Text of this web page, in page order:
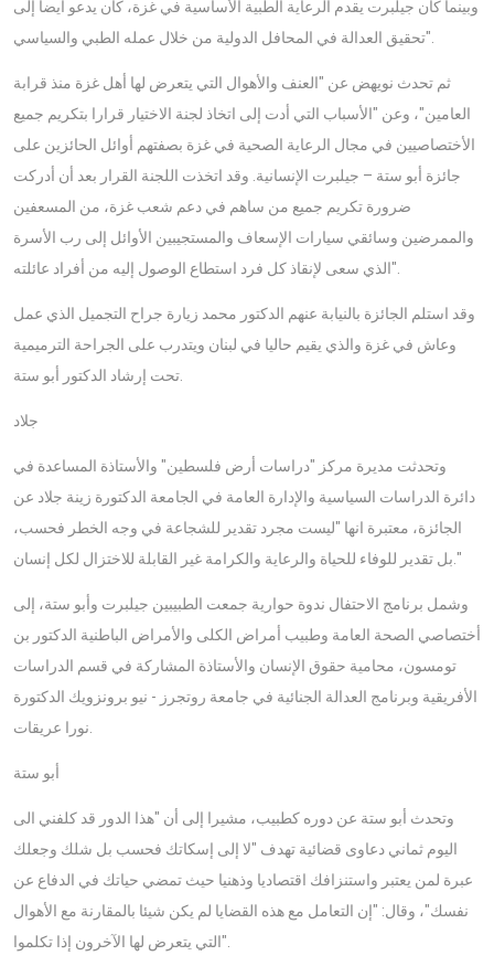
وبينما كان جيلبرت يقدم الرعاية الطبية الأساسية في غزة، كان يدعو أيضا إلى
تحقيق العدالة في المحافل الدولية من خلال عمله الطبي والسياسي".
ثم تحدث نويهض عن "العنف والأهوال التي يتعرض لها أهل غزة منذ قرابة
العامين"، وعن "الأسباب التي أدت إلى اتخاذ لجنة الاختيار قرارا بتكريم جميع
الأختصاصيين في مجال الرعاية الصحية في غزة بصفتهم أوائل الحائزين على
جائزة أبو ستة – جيلبرت الإنسانية. وقد اتخذت اللجنة القرار بعد أن أدركت
ضرورة تكريم جميع من ساهم في دعم شعب غزة، من المسعفين
والممرضين وسائقي سيارات الإسعاف والمستجيبين الأوائل إلى رب الأسرة
الذي سعى لإنقاذ كل فرد استطاع الوصول إليه من أفراد عائلته".
وقد استلم الجائزة بالنيابة عنهم الدكتور محمد زيارة جراح التجميل الذي عمل
وعاش في غزة والذي يقيم حاليا في لبنان ويتدرب على الجراحة الترميمية
جلاد
وتحدثت مديرة مركز "دراسات أرض فلسطين" والأستاذة المساعدة في
دائرة الدراسات السياسية والإدارة العامة في الجامعة الدكتورة زينة جلاد عن
الجائزة، معتبرة انها "ليست مجرد تقدير للشجاعة في وجه الخطر فحسب،
بل تقدير للوفاء للحياة والرعاية والكرامة غير القابلة للاختزال لكل إنسان."
وشمل برنامج الاحتفال ندوة حوارية جمعت الطبيبين جيلبرت وأبو ستة، إلى
أختصاصي الصحة العامة وطبيب أمراض الكلى والأمراض الباطنية الدكتور بن
تومسون، محامية حقوق الإنسان والأستاذة المشاركة في قسم الدراسات
الأفريقية وبرنامج العدالة الجنائية في جامعة روتجرز - نيو برونزويك الدكتورة
أبو ستة
وتحدث أبو ستة عن دوره كطبيب، مشيرا إلى أن "هذا الدور قد كلفني الى
اليوم ثماني دعاوى قضائية تهدف "لا إلى إسكاتك فحسب بل شلك وجعلك
عبرة لمن يعتبر واستنزافك اقتصاديا وذهنيا حيث تمضي حياتك في الدفاع عن
نفسك"، وقال: "إن التعامل مع هذه القضايا لم يكن شيئا بالمقارنة مع الأهوال
التي يتعرض لها الآخرون إذا تكلموا".